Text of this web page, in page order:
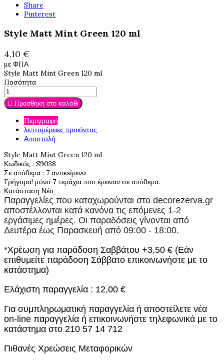
Share
Pinterest
Style Matt Mint Green 120 ml
4,10 €
με ΦΠΑ
Style Matt Mint Green 120 ml
Ποσότητα
 Προσθήκη στο καλάθι
Περιγραφή
λεπτομέρειες προιόντος
Αποστολή
Style Matt Mint Green 120 ml
Κωδικός : S9038
Σε απόθεμα : 7 αντικείμενα
Γρήγορα! μόνο 7 τεμάχια που έμειναν σε απόθεμα.
Κατάσταση Νέο
Παραγγελίες που καταχωρούνται στο decorezerva.gr
αποστέλλονται κατά κανόνα τις επόμενες 1-2
εργάσιμες ημέρες. Οι παραδόσεις γίνονται από
Δευτέρα έως Παρασκευή από 09:00 - 18:00.
*Χρέωση για παράδοση Σαββάτου +3,50 € (Εάν
επιθυμείτε παράδοση Σάββατο επικοινωνήστε με το
κατάστημα)
Ελάχιστη παραγγελία : 12,00 €
Για συμπληρωματική παραγγελία ή αποστείλετε νέα
on-line παραγγελία ή επικοινωνήστε τηλεφωνικά με το
κατάστημα στο 210 57 14 712
Πιθανές Χρεώσεις Μεταφορικών